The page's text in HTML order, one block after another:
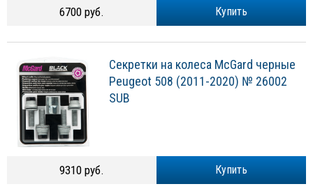
Купить
6700 руб.
Секретки на колеса McGard черные
Peugeot 508 (2011-2020) № 26002
SUB
Купить
9310 руб.